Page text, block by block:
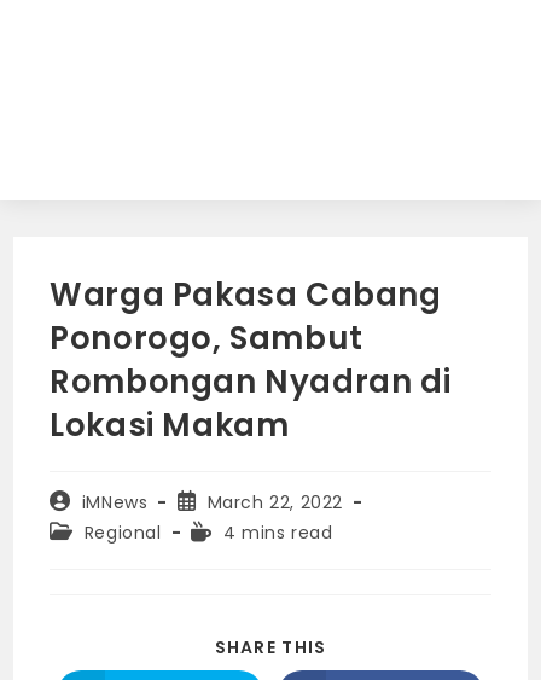
Warga Pakasa Cabang
Ponorogo, Sambut
Rombongan Nyadran di
Lokasi Makam
Post
author:
iMNews
Post
published:
March 22, 2022
PostRegional
Reading4 mins read
SHARE THIS